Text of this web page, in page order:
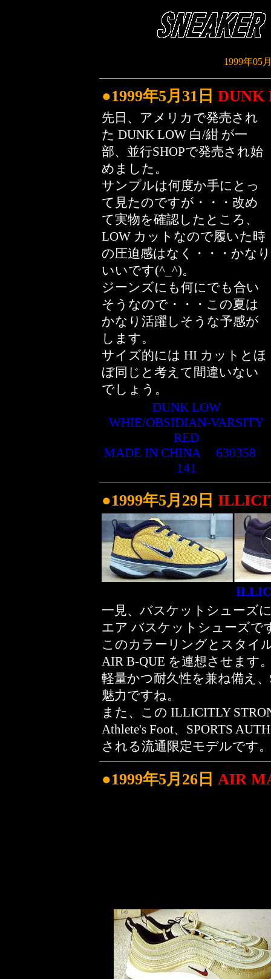
1999年05
●1999年5月31日 DUNK
先日、アメリカで発売され
た DUNK LOW 白/紺 が一
部、並行SHOPで発売され始
めました。
サンプルは何度か手にとっ
て見たのですが・・・改め
て実物を確認したところ、
LOW カットなので履いた時
の圧迫感はなく・・・かなり
いいです(^_^)。
ジーンズにも何にでも合い
そうなので・・・この夏は
かなり活躍しそうな予感が
します。
サイズ的には HI カットとほ
ぼ同じと考えて間違いない
でしょう。
DUNK LOW
WHIE/OBSIDIAN-VARSITY
RED
MADE IN CHINA 630358
141
●1999年5月29日
一見、バスケットシューズ
エア バスケットシューズで
このカラーリングとスタイ
AIR B-QUE を連想させます
軽量かつ耐久性を兼ね備え
魅力ですね。
また、この ILLICITLY
Athlete's Foot、SPORTS
される流通限定モデルです。
●1999年5月26日 AIR